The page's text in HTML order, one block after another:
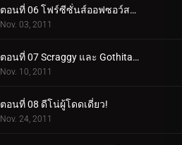
ตอนที่ 06 โฟร์ซีซั่นส์ออฟซอว์สบัค!
Nov. 03, 2011
ตอนที่ 07 Scraggy และ Gothita ผู้เรียกร้อง!
Nov. 10, 2011
ตอนที่ 08 ดีโน่ผู้โดดเดี่ยว!
Nov. 24, 2011